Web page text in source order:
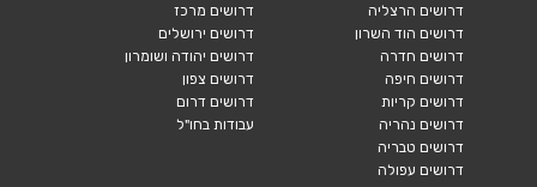
דרושים הרצליה
דרושים הוד השרון
דרושים חדרה
דרושים חיפה
דרושים קריות
דרושים נהריה
דרושים טבריה
דרושים עפולה
דרושים מרכז
דרושים ירושלים
דרושים יהודה ושומרון
דרושים צפון
דרושים דרום
עבודות בחו"ל